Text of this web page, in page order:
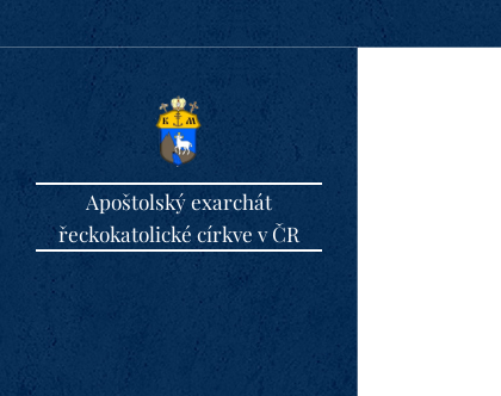
Apoštolský exarchát
řeckokatolické církve v ČR